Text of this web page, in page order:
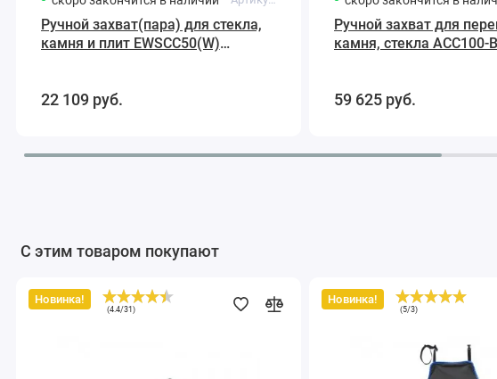
Ручной захват(пара) для стекла,
камня и плит EWSCC50(W)
22 109 руб.
Ручной захват для
камня, стекла ACC100-
59 625 руб.
С этим товаром покупают
Передвижной
Новинка!
(4.4/31)
Рабочий
Новинка!
(5/3)